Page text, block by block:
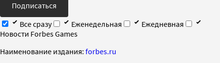
Подписаться
Все сразу
Еженедельная
Ежедневная
Новости Forbes Games
Наименование издания: forbes.ru